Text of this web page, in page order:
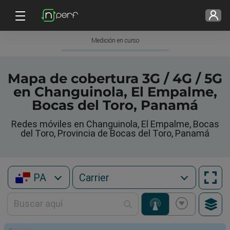
Medición en curso
Mapa de cobertura 3G / 4G / 5G
en Changuinola, El Empalme,
Bocas del Toro, Panamá
Redes móviles en Changuinola, El Empalme, Bocas
del Toro, Provincia de Bocas del Toro, Panamá
PA